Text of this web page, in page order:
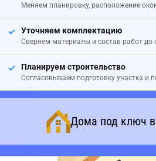
Меняем планировку, расположение
Уточняем комплектацию
Сверяем материалы и состав работ до
Планируем строительство
Согласовываем подготовку участка и
Дома под ключ